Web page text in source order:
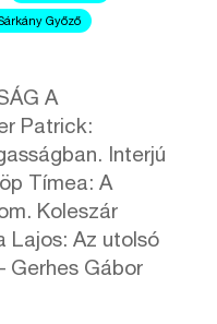
Győző
A
Patrick:
Interjú
Tímea: A
Koleszár
Lajos: Az utolsó
Gerhes Gábor